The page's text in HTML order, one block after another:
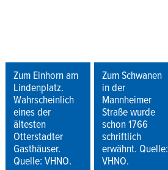
Zum Einhorn am
Lindenplatz.
Wahrscheinlich
eines der
ältesten
Otterstadter
Gasthäuser.
Quelle: VHNO.
Zum Schwanen
in der
Mannheimer
Straße wurde
schon 1766
schriftlich
erwähnt. Quelle:
VHNO.